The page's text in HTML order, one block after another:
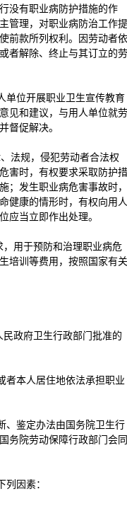
没有职业病防护措施的作
管理，对职业病防治工作提
前款所列权利。因劳动者依
者解除、终止与其订立的劳
位开展职业卫生宣传教育
见和建议，与用人单位就劳
督促解决。
法规，侵犯劳动者合法权
害时，有权要求采取防护措
；发生职业病危害事故时，
健康的情形时，有权向用人
应当立即作出处理。
用于预防和治理职业病危
培训等费用，按照国家有关
政府卫生行政部门批准的
本人居住地依法承担职业
鉴定办法由国务院卫生行
务院劳动保障行政部门会同
因素：